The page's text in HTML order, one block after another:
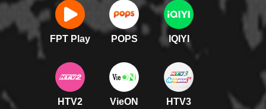
FPT Play POPS IQIYI
HTV2 VieON HTV3